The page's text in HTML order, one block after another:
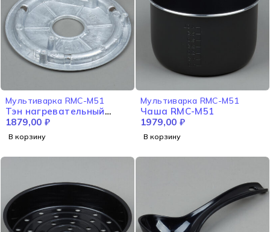
Мультиварка RMC-M51
Тэн нагревательный
элемент RMC-M51
1879,00 ₽
В корзину
Мультиварка RMC-M51
Чаша RMC-M51
1979,00 ₽
В корзину